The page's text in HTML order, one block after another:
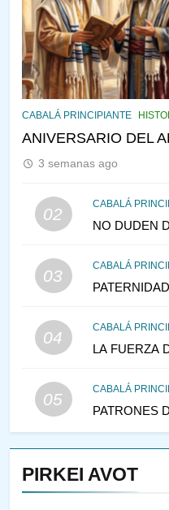
CABALÁ PRINCIPIANTE
ANIVERSARIO DEL
3 semanas ago
02
CABALÁ
NO DUDEN
03
CABALÁ
04
CABALÁ
LA FUERZA
05
CABALÁ
PATRONES
PIRKEI AVOT
VE
145
146
1